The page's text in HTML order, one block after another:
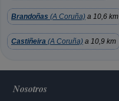
Brandoñas (A Coruña) a 10,6 km
Castiñeira (A Coruña) a 10,9 km
Nosotros